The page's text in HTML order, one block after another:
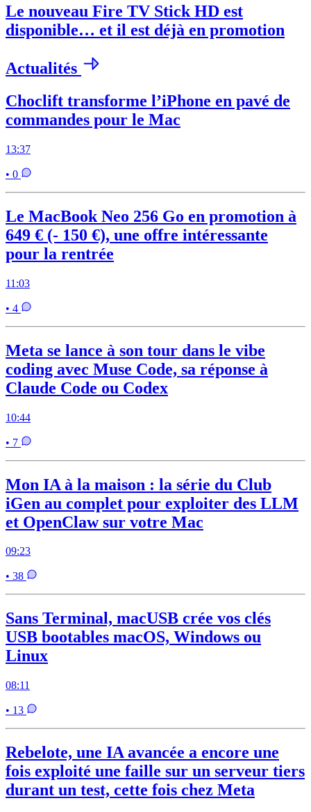
Le nouveau Fire TV Stick HD est
disponible… et il est déjà en promotion
Actualités
Choclift transforme l’iPhone en pavé de
commandes pour le Mac
13:37
• 0
Le MacBook Neo 256 Go en promotion à
649 € (- 150 €), une offre intéressante
pour la rentrée
11:03
• 4
Meta se lance à son tour dans le vibe
coding avec Muse Code, sa réponse à
Claude Code ou Codex
10:44
• 7
Mon IA à la maison : la série du Club
iGen au complet pour exploiter des LLM
et OpenClaw sur votre Mac
09:23
• 38
Sans Terminal, macUSB crée vos clés
USB bootables macOS, Windows ou
Linux
08:11
• 13
Rebelote, une IA avancée a encore une
fois exploité une faille sur un serveur tiers
durant un test, cette fois chez Meta